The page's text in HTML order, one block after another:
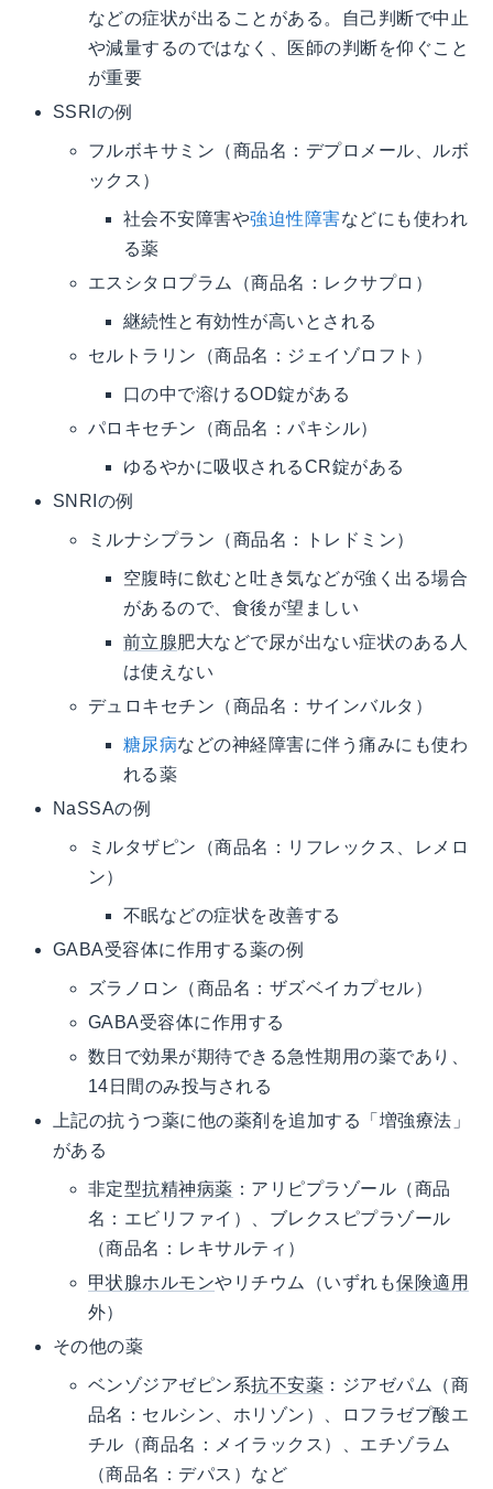
などの症状が出ることがある。自己判断で中止
や減量するのではなく、医師の判断を仰ぐこと
が重要
SSRIの例
フルボキサミン（商品名：デプロメール、ルボ
ックス）
社会不安障害や強迫性障害などにも使われ
る薬
エスシタロプラム（商品名：レクサプロ）
継続性と有効性が高いとされる
セルトラリン（商品名：ジェイゾロフト）
口の中で溶けるOD錠がある
パロキセチン（商品名：パキシル）
ゆるやかに吸収されるCR錠がある
SNRIの例
ミルナシプラン（商品名：トレドミン）
空腹時に飲むと吐き気などが強く出る場合
があるので、食後が望ましい
前立腺肥大などで尿が出ない症状のある人
は使えない
デュロキセチン（商品名：サインバルタ）
糖尿病などの神経障害に伴う痛みにも使わ
れる薬
NaSSAの例
ミルタザピン（商品名：リフレックス、レメロ
ン）
不眠などの症状を改善する
GABA受容体に作用する薬の例
ズラノロン（商品名：ザズベイカプセル）
GABA受容体に作用する
数日で効果が期待できる急性期用の薬であり、
14日間のみ投与される
上記の抗うつ薬に他の薬剤を追加する「増強療法」
がある
非定型抗精神病薬 ：アリピプラゾール（商品
名：エビリファイ）、ブレクスピプラゾール
（商品名：レキサルティ）
甲状腺ホルモンやリチウム（いずれも保険適用
外）
その他の薬
ベンゾジアゼピン系抗不安薬 ：ジアゼパム（商
品名：セルシン、ホリゾン）、ロフラゼプ酸エ
チル（商品名：メイラックス）、エチゾラム
（商品名：デパス）など